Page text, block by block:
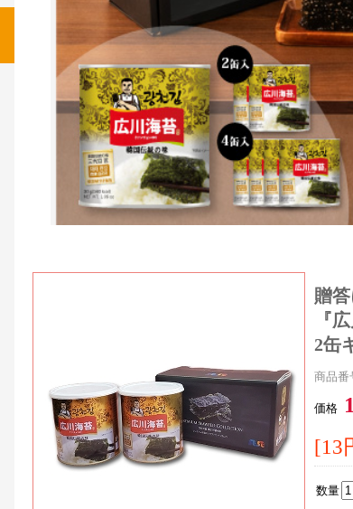
贈答
『
2缶
商品
価格
[13
数量